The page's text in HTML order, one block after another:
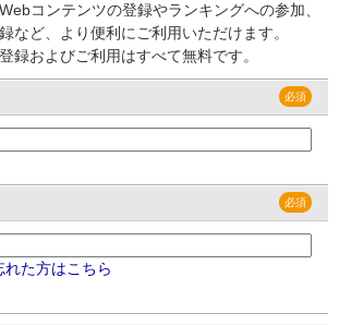
コンテンツの登録やランキングへの参加、
など、より便利にご利用いただけます。
録およびご利用はすべて無料です。
た方はこちら